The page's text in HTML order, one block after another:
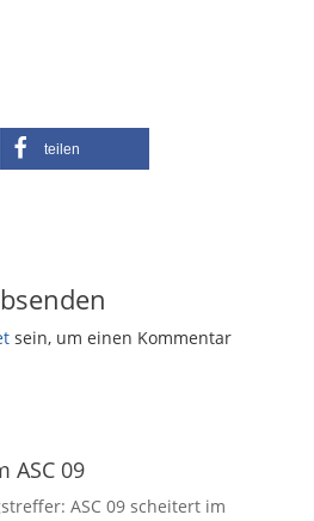
teilen
sein, um einen Kommentar
ASC 09
ASC 09 scheitert im